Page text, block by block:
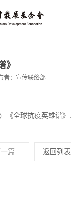
》
者： 宣传联络部
《全球抗疫英雄谱
篇 返回列表